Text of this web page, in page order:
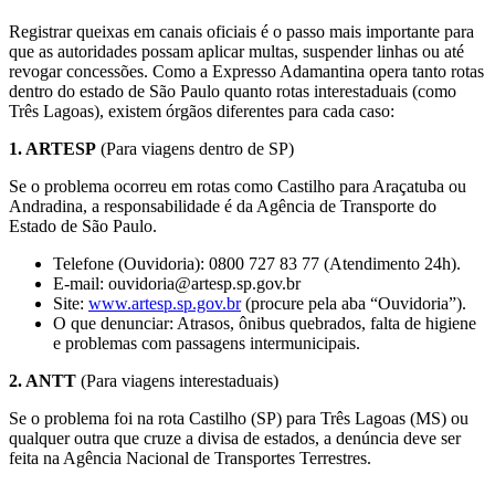
Registrar queixas em canais oficiais é o passo mais importante para
que as autoridades possam aplicar multas, suspender linhas ou até
revogar concessões. Como a Expresso Adamantina opera tanto rotas
dentro do estado de São Paulo quanto rotas interestaduais (como
Três Lagoas), existem órgãos diferentes para cada caso:
1. ARTESP (Para viagens dentro de SP)
Se o problema ocorreu em rotas como Castilho para Araçatuba ou
Andradina, a responsabilidade é da Agência de Transporte do
Estado de São Paulo.
Telefone (Ouvidoria): 0800 727 83 77 (Atendimento 24h).
E-mail: ouvidoria@artesp.sp.gov.br
Site: www.artesp.sp.gov.br(procure pela aba “Ouvidoria”).
O que denunciar: Atrasos, ônibus quebrados, falta de higiene
e problemas com passagens intermunicipais.
2. ANTT (Para viagens interestaduais)
Se o problema foi na rota Castilho (SP) para Três Lagoas (MS) ou
qualquer outra que cruze a divisa de estados, a denúncia deve ser
feita na Agência Nacional de Transportes Terrestres.